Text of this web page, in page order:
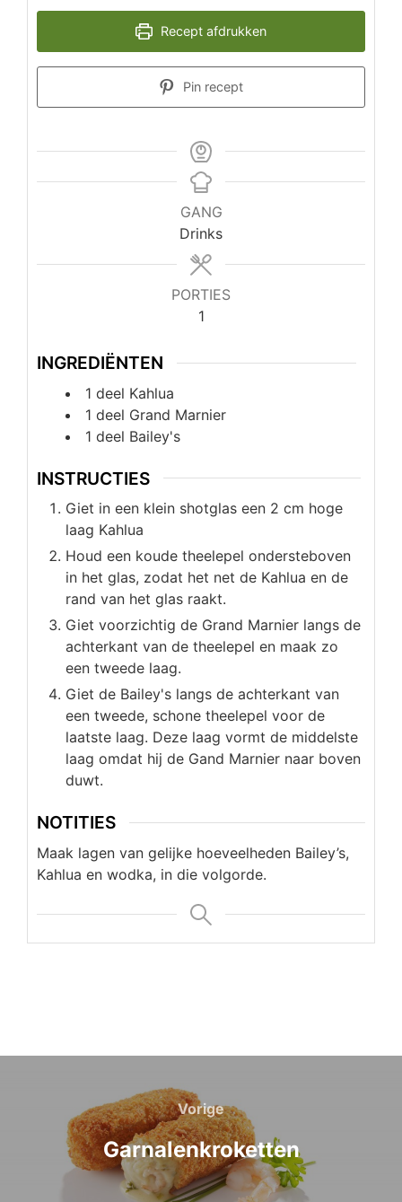
Recept afdrukken
Pin recept
GANG
Drinks
PORTIES
1
INGREDIËNTEN
1 deel Kahlua
1 deel Grand Marnier
1 deel Bailey's
INSTRUCTIES
Giet in een klein shotglas een 2 cm hoge
laag Kahlua
Houd een koude theelepel ondersteboven
in het glas, zodat het net de Kahlua en de
rand van het glas raakt.
Giet voorzichtig de Grand Marnier langs de
achterkant van de theelepel en maak zo
een tweede laag.
Giet de Bailey's langs de achterkant van
een tweede, schone theelepel voor de
laatste laag. Deze laag vormt de middelste
laag omdat hij de Gand Marnier naar boven
duwt.
NOTITIES
Maak lagen van gelijke hoeveelheden Bailey’s,
Kahlua en wodka, in die volgorde.
navigatie
Vorige
Vorige
Garnalenkroketten